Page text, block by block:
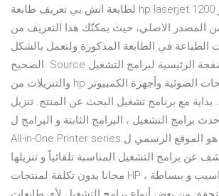
لطابعة اتش بي تعريف طابعة hp laserjet 1200 التعريف المتوفر
المصدر الاصلي، حيث يمكنّك هذا التعريف من
الطباعة في الطابعة المذكورة ولتعمل بالشكل
الصحيح. Source مرحبًا بك في الصفحة الرئيسية لبرامج التشغيل
والتنزيلات من hp للطابعات والماسحات الضوئية وأجهزة الكمبيوتر
بداية مع برنامج تشغيل البحث عن المنتج. تنزيل
أحدث برامج التشغيل ، البرامج الثابتة و البرامج ل HP DeskJet 2700
All-in-One Printer series.هذا هو الموقع الرسمي لHP الذي
برامج التشغيل المناسبة تلقائياً و تنزيلها
مجانا بدون تكلفة لمنتجات HP الخاصة بك من حواسيب و ببساطة ،